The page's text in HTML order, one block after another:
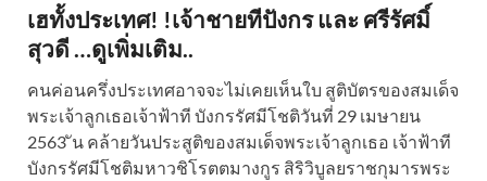
เฮทั้งประเทศ! !เจ้าชายทีปังกร และ ศรีรัศมิ์
สุวดี …ดูเพิ่มเติม..
คนค่อนครึ่งประเทศอาจจะไม่เคยเห็นใบ สูติบัตรของสมเด็จ
พระเจ้าลูกเธอเจ้าฟ้าที บังกรรัศมีโชติวันที่ 29 เมษายน
2563 ัน คล้ายวันประสูติของสมเด็จพระเจ้าลูกเธอ เจ้าฟ้าที
บังกรรัศมีโชติมหาวชิโรตตมางกูร สิริวิบูลยราชกุมารพระ